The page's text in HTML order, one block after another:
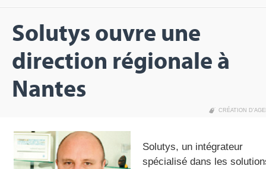
Solutys ouvre une
direction régionale à
Nantes
CRÉATION
Solutys, un intégrateur
spécialisé dans les